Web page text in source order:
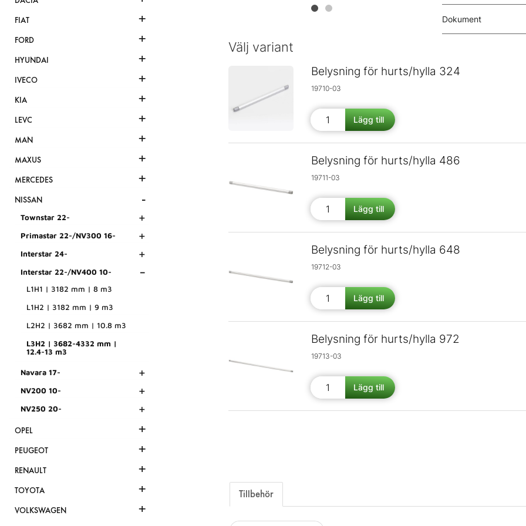
FIAT +
FORD +
HYUNDAI +
IVECO +
KIA +
LEVC +
MAN +
MAXUS +
MERCEDES +
NISSAN -
Townstar 22- +
Primastar 22-/NV300 16- +
Interstar 24- +
Interstar 22-/NV400 10- -
L1H1 | 3182 mm | 8 m3
L1H2 | 3182 mm | 9 m3
L2H2 | 3682 mm | 10.8 m3
L3H2 | 3682-4332 mm |
12.4-13 m3
Navara 17- +
NV200 10- +
NV250 20- +
OPEL +
PEUGEOT +
RENAULT +
TOYOTA +
VOLKSWAGEN +
Dokument
Välj variant
Belysning för hurts/hylla 324
19710-03
Belysning för hurts/hylla 486
19711-03
Belysning för hurts/hylla 648
19712-03
Belysning för hurts/hylla 972
19713-03
Tillbehör